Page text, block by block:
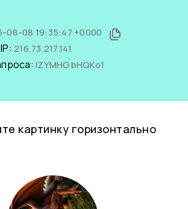
08-08 19:35:47 +0000
216.73.217.141
lZYMHGbHQKo1
картинку горизонтально